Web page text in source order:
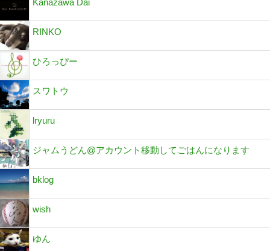
Kanazawa Dai
RINKO
ひろっぴー
スワトウ
lryuru
ジャムうどん@アカウント移動してごはんになります
bklog
wish
ゆん